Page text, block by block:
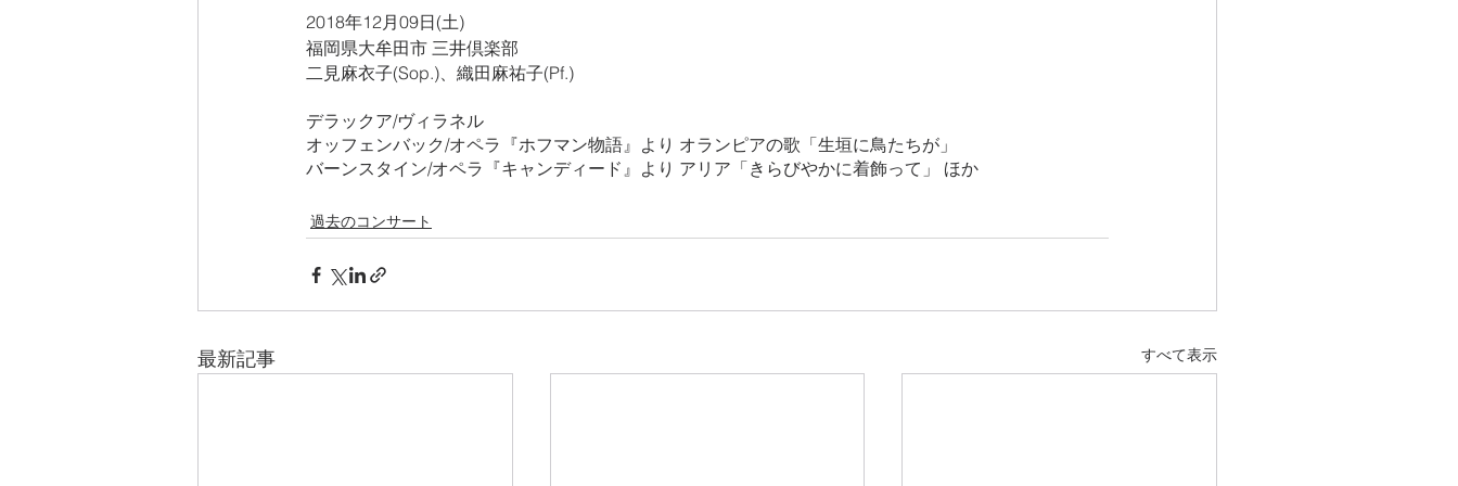
2018年12月09日(土)
福岡県大牟田市 三井倶楽部
二見麻衣子(Sop.)、織田麻祐子(Pf.)
デラックア/ヴィラネル
オッフェンバック/オペラ『ホフマン物語』より オランピアの歌「生垣に鳥たちが」
バーンスタイン/オペラ『キャンディード』より アリア「きらびやかに着飾って」 ほか
過去のコンサート
最新記事 すべて表示